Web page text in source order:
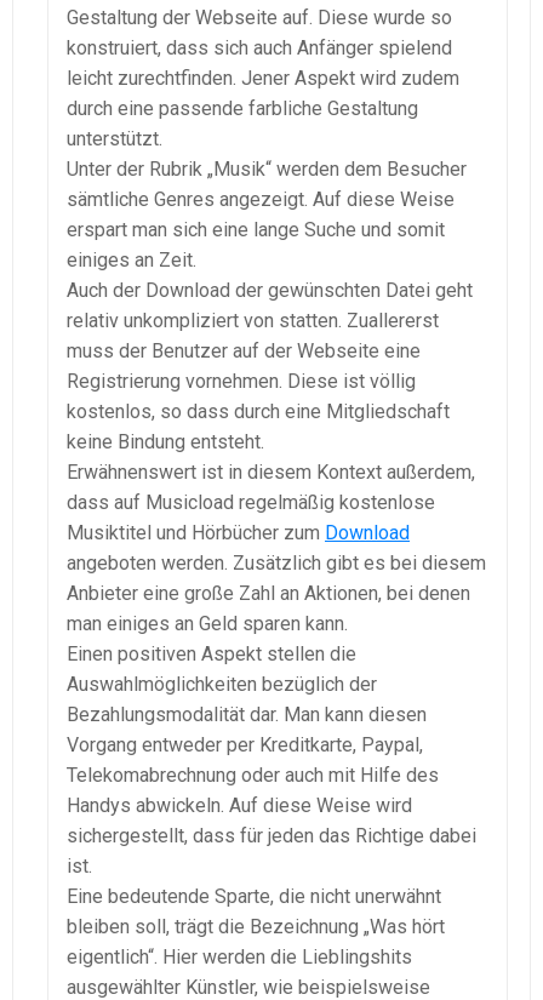
Gestaltung der Webseite auf. Diese wurde so
konstruiert, dass sich auch Anfänger spielend
leicht zurechtfinden. Jener Aspekt wird zudem
durch eine passende farbliche Gestaltung
unterstützt.
Unter der Rubrik „Musik“ werden dem Besucher
sämtliche Genres angezeigt. Auf diese Weise
erspart man sich eine lange Suche und somit
einiges an Zeit.
Auch der Download der gewünschten Datei geht
relativ unkompliziert von statten. Zuallererst
muss der Benutzer auf der Webseite eine
Registrierung vornehmen. Diese ist völlig
kostenlos, so dass durch eine Mitgliedschaft
keine Bindung entsteht.
Erwähnenswert ist in diesem Kontext außerdem,
dass auf Musicload regelmäßig kostenlose
Musiktitel und Hörbücher zum Download
angeboten werden. Zusätzlich gibt es bei diesem
Anbieter eine große Zahl an Aktionen, bei denen
man einiges an Geld sparen kann.
Einen positiven Aspekt stellen die
Auswahlmöglichkeiten bezüglich der
Bezahlungsmodalität dar. Man kann diesen
Vorgang entweder per Kreditkarte, Paypal,
Telekomabrechnung oder auch mit Hilfe des
Handys abwickeln. Auf diese Weise wird
sichergestellt, dass für jeden das Richtige dabei
ist.
Eine bedeutende Sparte, die nicht unerwähnt
bleiben soll, trägt die Bezeichnung „Was hört
eigentlich“. Hier werden die Lieblingshits
ausgewählter Künstler, wie beispielsweise